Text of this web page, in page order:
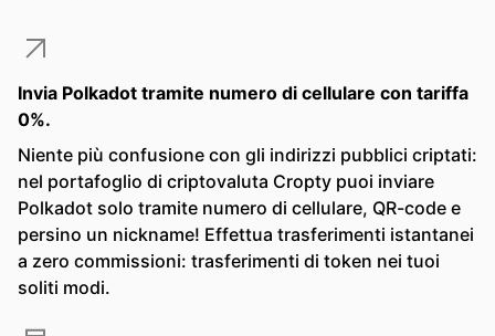
Invia Polkadot tramite numero di cellulare con tariffa
0%.
Niente più confusione con gli indirizzi pubblici criptati:
nel portafoglio di criptovaluta Cropty puoi inviare
Polkadot solo tramite numero di cellulare, QR-code e
persino un nickname! Effettua trasferimenti istantanei
a zero commissioni: trasferimenti di token nei tuoi
soliti modi.